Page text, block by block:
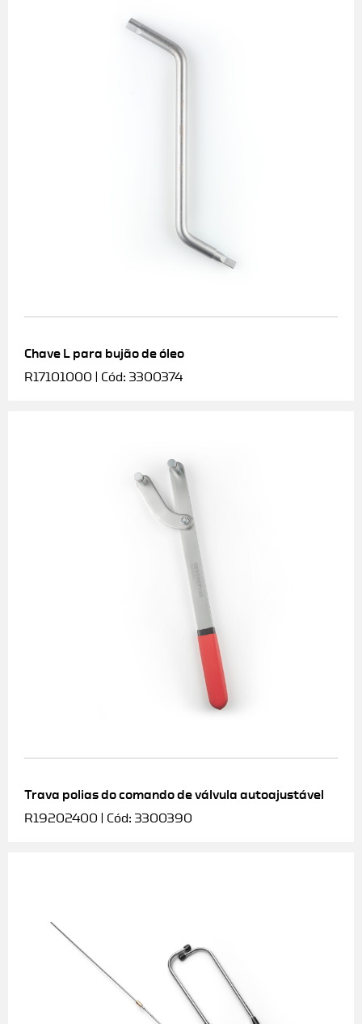
Chave L para bujão de óleo
R17101000 | Cód: 3300374
Trava polias do comando de válvula autoajustável
R19202400 | Cód: 3300390